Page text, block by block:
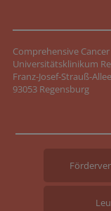
Comprehensive
Universitätsklinikum
Franz-Josef-Strauß-
93053 Regensburg